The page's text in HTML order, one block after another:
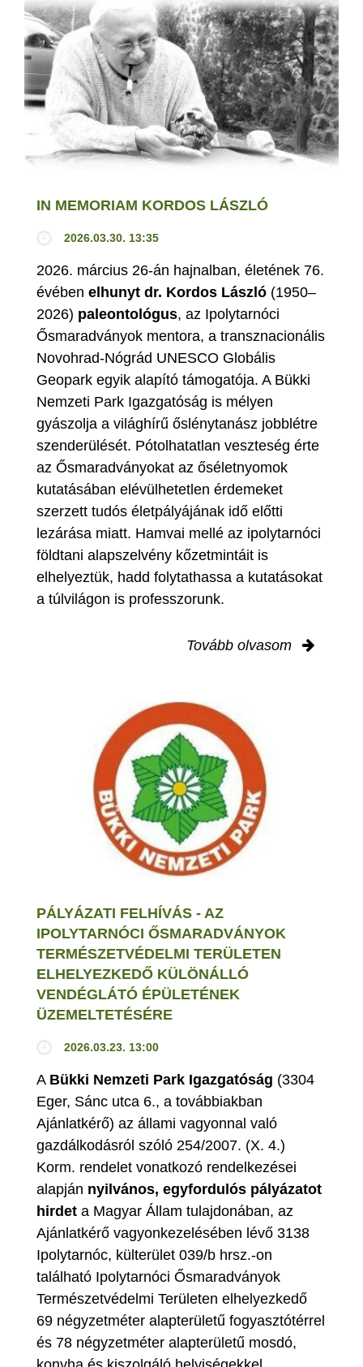
IN MEMORIAM KORDOS LÁSZLÓ
2026.03.30. 13:35
2026. március 26-án hajnalban, életének 76.
évében elhunyt dr. Kordos László (1950–
2026) paleontológus, az Ipolytarnóci
Ősmaradványok mentora, a transznacionális
Novohrad-Nógrád UNESCO Globális
Geopark egyik alapító támogatója. A Bükki
Nemzeti Park Igazgatóság is mélyen
gyászolja a világhírű őslénytanász jobblétre
szenderülését. Pótolhatatlan veszteség érte
az Ősmaradványokat az őséletnyomok
kutatásában elévülhetetlen érdemeket
szerzett tudós életpályájának idő előtti
lezárása miatt. Hamvai mellé az ipolytarnóci
földtani alapszelvény kőzetmintáit is
elhelyeztük, hadd folytathassa a kutatásokat
a túlvilágon is professzorunk.
Tovább olvasom
PÁLYÁZATI FELHÍVÁS - AZ
IPOLYTARNÓCI ŐSMARADVÁNYOK
TERMÉSZETVÉDELMI TERÜLETEN
ELHELYEZKEDŐ KÜLÖNÁLLÓ
VENDÉGLÁTÓ ÉPÜLETÉNEK
ÜZEMELTETÉSÉRE
2026.03.23. 13:00
A Bükki Nemzeti Park Igazgatóság (3304
Eger, Sánc utca 6., a továbbiakban
Ajánlatkérő) az állami vagyonnal való
gazdálkodásról szóló 254/2007. (X. 4.)
Korm. rendelet vonatkozó rendelkezései
alapján nyilvános, egyfordulós pályázatot
hirdet a Magyar Állam tulajdonában, az
Ajánlatkérő vagyonkezelésében lévő 3138
Ipolytarnóc, külterület 039/b hrsz.-on
található Ipolytarnóci Ősmaradványok
Természetvédelmi Területen elhelyezkedő
69 négyzetméter alapterületű fogyasztótérrel
és 78 négyzetméter alapterületű mosdó,